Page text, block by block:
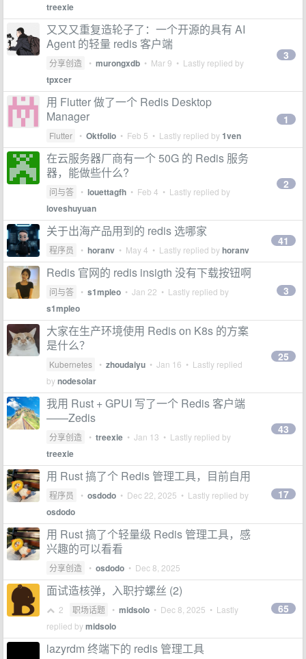
treexie
又又又重复造轮子了：一个开源的具有 AI
Agent 的轻量 redis 客户端
分享创造 • murongxdb • Mar 9 • Lastly replied by
tpxcer
3
用 Flutter 做了一个 Redis Desktop
Manager
Flutter • Oktfolio • Feb 5 • Lastly replied by1ven
1
在云服务器厂商有一个 50G 的 Redis 服务
器，能做些什么?
问与答 • louettagfh • Feb 4 • Lastly replied by
loveshuyuan
2
关于出海产品用到的 redis 选哪家
程序员 • horanv • May 4 • Lastly replied byhoranv
41
Redis 官网的 redis insigth 没有下载按钮啊
问与答 • s1mpleo • Jan 22 • Lastly replied by
s1mpleo
3
大家在生产环境使用 Redis on K8s 的方案
是什么？
Kubernetes • zhoudaiyu • Jan 16 • Lastly replied
bynodesolar
25
我用 Rust + GPUI 写了一个 Redis 客户端
——Zedis
分享创造 • treexie • Jan 13 • Lastly replied by
treexie
43
用 Rust 搞了个 Redis 管理工具，目前自用
程序员 • osdodo • Dec 22, 2025 • Lastly replied by
osdodo
17
用 Rust 搞了个轻量级 Redis 管理工具，感
兴趣的可以看看
分享创造 • osdodo • Dec 8, 2025
面试造核弹，入职拧螺丝 (2)
2 职场话题 • midsolo • Dec 8, 2025 • Lastly
replied bymidsolo
65
lazyrdm 终端下的 redis 管理工具